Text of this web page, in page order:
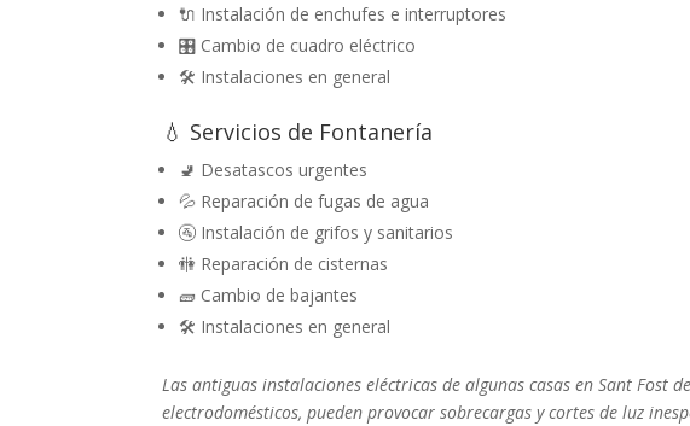
🔌 Instalación de enchufes e interruptores
🎛️ Cambio de cuadro eléctrico
🛠️ Instalaciones en general
💧 Servicios de Fontanería
🚽 Desatascos urgentes
💦 Reparación de fugas de agua
🚰 Instalación de grifos y sanitarios
🚻 Reparación de cisternas
🧱 Cambio de bajantes
🛠️ Instalaciones en general
Las antiguas instalaciones eléctricas de algunas casas en Sant Fost
electrodomésticos, pueden provocar sobrecargas y cortes de luz